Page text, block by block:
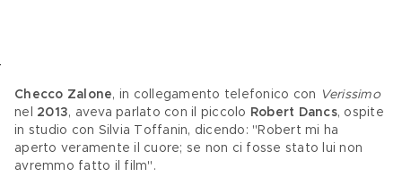
Checco Zalone, in collegamento telefonico con
Verissimo
nel 2013, aveva parlato con il piccolo Robert Dancs, ospite
in studio con Silvia Toffanin, dicendo: "Robert mi ha
aperto veramente il cuore; se non ci fosse stato lui non
avremmo fatto il film".